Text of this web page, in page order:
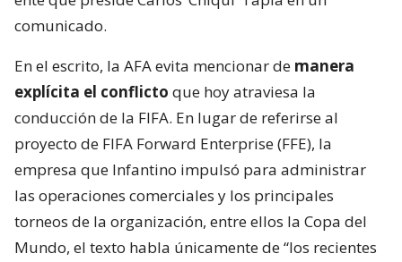
comunicado.
En el escrito, la AFA evita mencionar de manera
explícita el conflicto que hoy atraviesa la
conducción de la FIFA. En lugar de referirse al
proyecto de FIFA Forward Enterprise (FFE), la
empresa que Infantino impulsó para administrar
las operaciones comerciales y los principales
torneos de la organización, entre ellos la Copa del
Mundo, el texto habla únicamente de “los recientes